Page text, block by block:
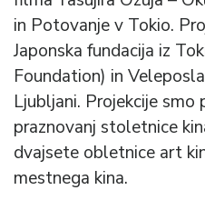
in Potovanje v Tokio.
Japonska fundacija iz
Foundation) in
Ljubljani. Projekcije smo
praznovanj stoletnice
dvajsete obletnice art
mestnega kina.